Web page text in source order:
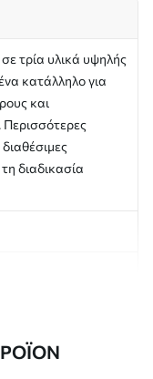
τρία υλικά υψηλής
κατάλληλο για
και
διαδικασία
πλάτους έως